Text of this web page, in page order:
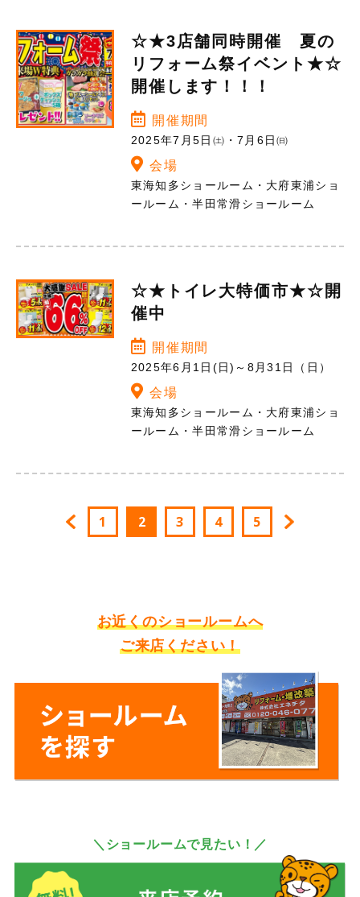
☆★3店舗同時開催 夏の
リフォーム祭イベント★☆
開催します！！！
開催期間
2025年7月5日㈯・7月6日㈰
会場
東海知多ショールーム・大府東浦ショ
ールーム・半田常滑ショールーム
☆★トイレ大特価市★☆開
催中
開催期間
2025年6月1日(日)～8月31日（日）
会場
東海知多ショールーム・大府東浦ショ
ールーム・半田常滑ショールーム
1 2 3 4 5
お近くのショールームへ
ご来店ください！
＼ショールームで見たい！／